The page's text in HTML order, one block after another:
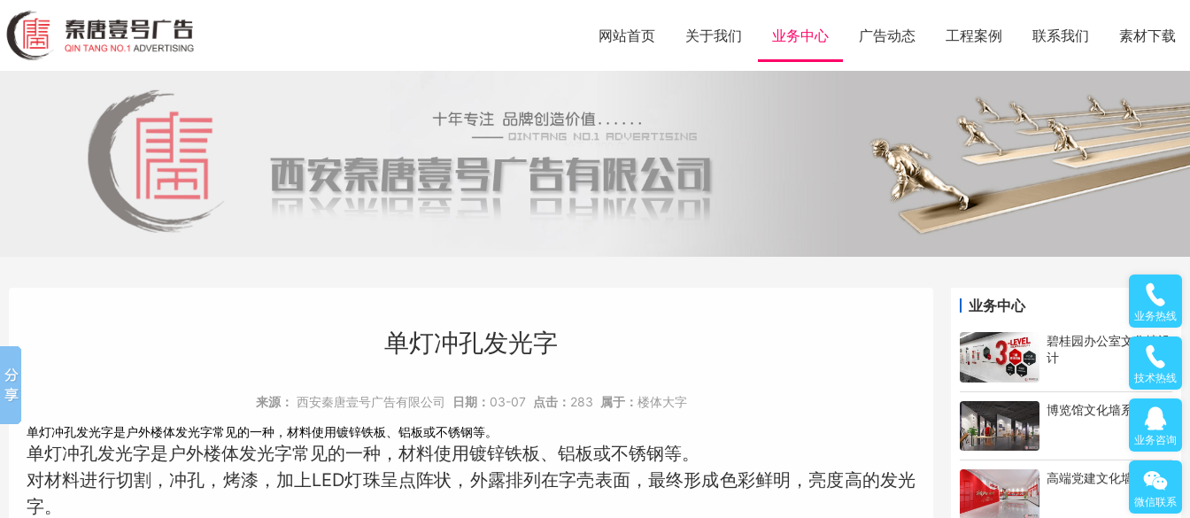
网站首页 关于我们 业务中心 广告动态 工程案例 联系我们 素材下载
业务中心
碧桂园办公室文化墙设
计
博览馆文化墙系列
高端党建文化墙系列
单灯冲孔发光字
来源： 西安秦唐壹号广告有限公司 日期： 03-07 点击： 283 属于： 楼体大字
单灯冲孔发光字是户外楼体发光字常见的一种，材料使用镀锌铁板、铝板或不锈钢等。
单灯冲孔发光字是户外楼体发光字常见的一种，材料使用镀锌铁板、铝板或不锈钢等。
对材料进行切割，冲孔，烤漆，加上LED灯珠呈点阵状，外露排列在字壳表面，最终形成色彩鲜明，亮度高的发光
字。
业务热线
技术热线
业务咨询
微信联系